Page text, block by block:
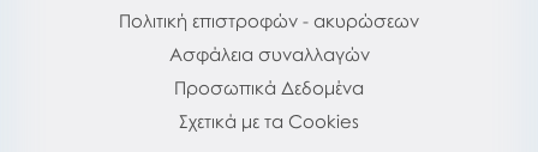
Πολιτική επιστροφών - ακυρώσεων
Ασφάλεια συναλλαγών
Προσωπικά Δεδομένα
Σχετικά με τα Cookies